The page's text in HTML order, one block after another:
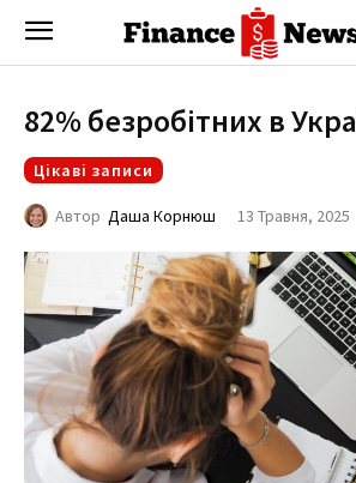
82% безробітних в
Цікаві записи
Автор Даша Корнюш 13 Травня, 2025